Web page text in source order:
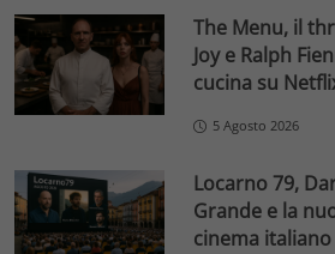
The Menu, il
Joy e Ralph
cucina su
5 Agosto 2026
Locarno 79,
Grande e la
cinema italiano